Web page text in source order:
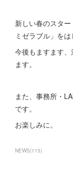
新しい春のスタ
ミゼラブル」をは
今後もますます
ます。
また、事務所・
です。
お楽しみに。
NEWS(115)